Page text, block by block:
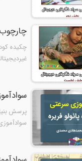
چکیده
پرسش